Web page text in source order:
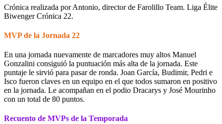
Crónica realizada por Antonio, director de Farolillo Team. Liga Élite
Biwenger Crónica 22.
MVP de la Jornada 22
En una jornada nuevamente de marcadores muy altos Manuel
Gonzalini consiguió la puntuación más alta de la jornada. Este
puntaje le sirvió para pasar de ronda. Joan García, Budimir, Pedri e
Isco fueron claves en un equipo en el que todos sumaron en positivo
en la jornada. Le acompañan en el podio Dracarys y José Mourinho
con un total de 80 puntos.
Recuento de MVPs de la Temporada